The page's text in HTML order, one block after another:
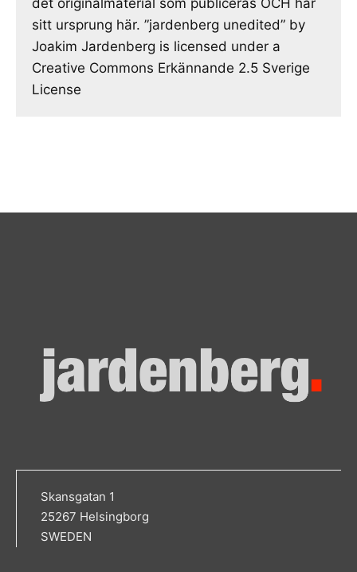
det originalmaterial som publiceras OCH har
sitt ursprung här. ”jardenberg unedited” by
Joakim Jardenberg is licensed under a
Creative Commons Erkännande 2.5 Sverige
License
Skansgatan 1
25267 Helsingborg
SWEDEN